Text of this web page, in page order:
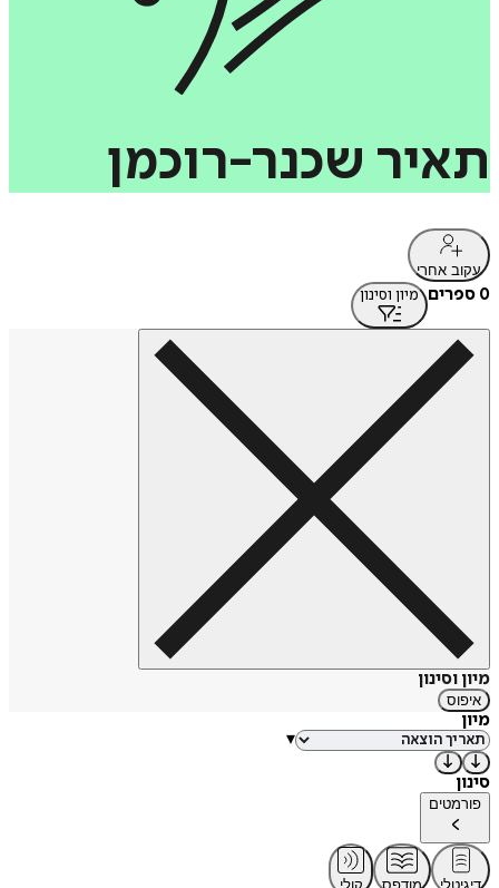
תאיר שכנר-רוכמן
עקוב אחרי
0 ספרים מיון וסינון
מיון וסינון
איפוס
מיון
▾
סינון
פורמטים